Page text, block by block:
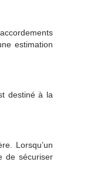
estimation
destiné à la
Lorsqu’un
de sécuriser